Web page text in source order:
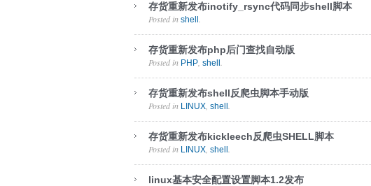
存货重新发布inotify_rsync代码同步shell脚本
Posted in shell
存货重新发布php后门查找自动版
Posted in PHP shell
存货重新发布shell反爬虫脚本手动版
Posted in LINUX shell
存货重新发布kickleech反爬虫SHELL脚本
Posted in LINUX shell
linux基本安全配置设置脚本1.2发布